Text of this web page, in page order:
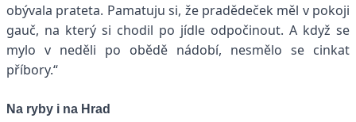
obývala prateta. Pamatuju si, že pradědeček měl v pokoji
gauč, na který si chodil po jídle odpočinout. A když se
mylo v neděli po obědě nádobí, nesmělo se cinkat
příbory.“
Na ryby i na Hrad